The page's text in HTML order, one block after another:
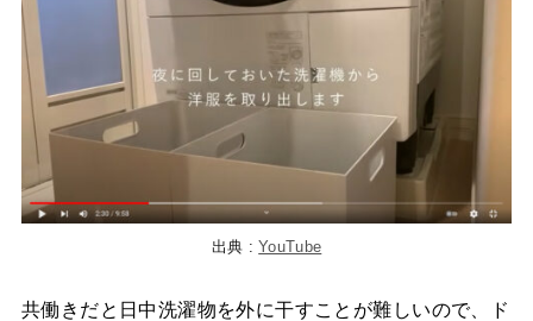
出典 :YouTube
共働きだと日中洗濯物を外に干すことが難しいので、ド